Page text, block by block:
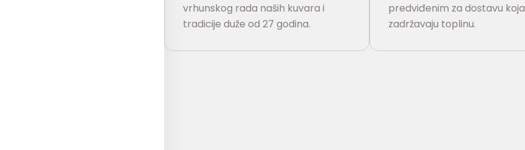
vrhunskog rada naših kuvara i
tradicije duže od 27 godina.
predviđenim za dostavu koja
zadržavaju toplinu.